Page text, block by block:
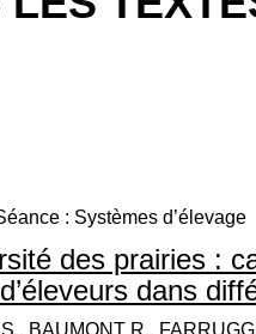
: Systèmes d’élevage
des prairies :
dans
S., BAUMONT R.,